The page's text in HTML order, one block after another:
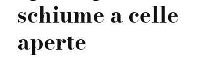
schiume a celle
aperte